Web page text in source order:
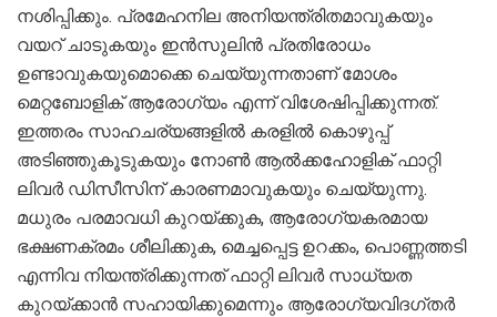
നശിപ്പിക്കും. പ്രമേഹനില അനിയന്ത്രിതമാവുകയും
വയറ് ചാടുകയും ഇൻസുലിൻ പ്രതിരോധം
ഉണ്ടാവുകയുമാെക്കെ ചെയ്യുന്നതാണ് മോശം
മെറ്റബോളിക് ആരോ​ഗ്യം എന്ന് വിശേഷിപ്പിക്കുന്നത്.
ഇത്തരം സാഹചര്യങ്ങളിൽ കരളിൽ കൊഴുപ്പ്
അടിഞ്ഞുകൂടുകയും നോൺ ആൽക്കഹോളിക് ഫാറ്റി
ലിവർ ഡിസീസിന് കാരണമാവുകയും ചെയ്യുന്നു.
മധുരം പരമാവധി കുറയ്ക്കുക, ആരോ​ഗ്യകരമായ
ഭക്ഷണക്രമം ശീലിക്കുക, മെച്ചപ്പെട്ട ഉറക്കം, പൊണ്ണത്തടി
എന്നിവ നിയന്ത്രിക്കുന്നത് ഫാറ്റി ലിവർ സാധ്യത
കുറയ്ക്കാൻ സഹായിക്കുമെന്നും ആരോഗ്യവിദഗ്തർ